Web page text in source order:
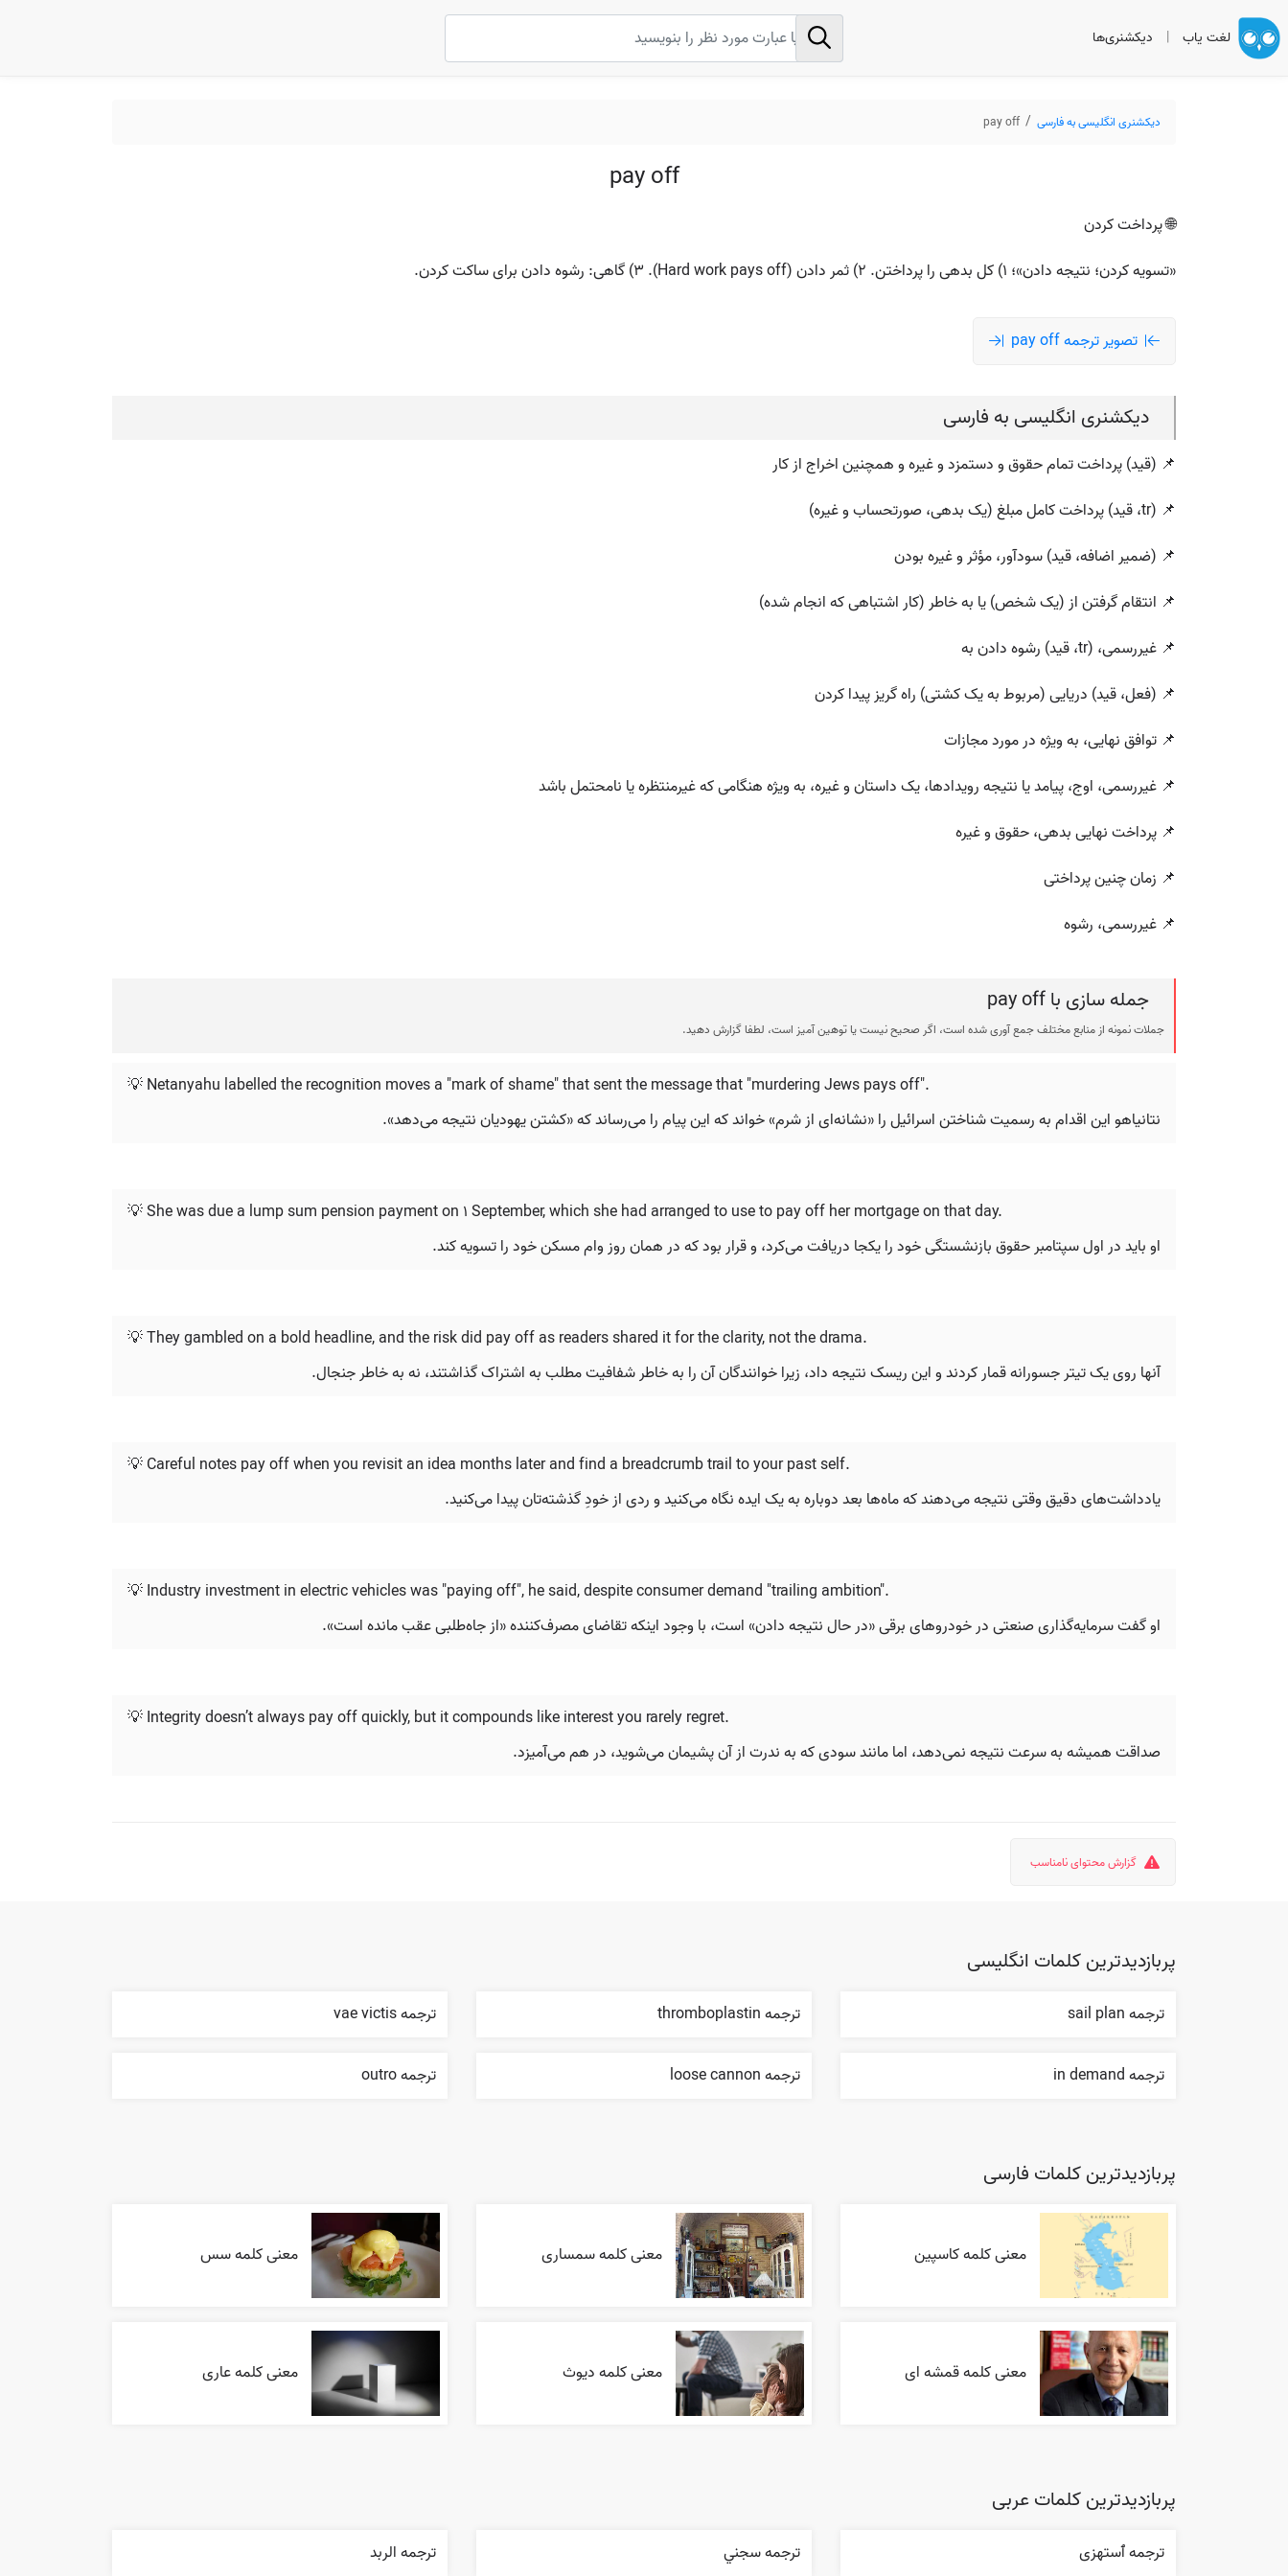
لغت یاب | دیکشنری‌ها
دیکشنری انگلیسی به فارسی pay off
pay off
🌐 پرداخت کردن
«تسویه کردن؛ نتیجه دادن»؛ ۱) کل بدهی را پرداختن. ۲) ثمر دادن (Hard work pays off). ۳) گاهی: رشوه دادن برای ساکت کردن.
تصویر ترجمه pay off
دیکشنری انگلیسی به فارسی
📌 (قید) پرداخت تمام حقوق و دستمزد و غیره و همچنین اخراج از کار
📌 (tr، قید) پرداخت کامل مبلغ (یک بدهی، صورتحساب و غیره)
📌 (ضمیر اضافه، قید) سودآور، مؤثر و غیره بودن
📌 انتقام گرفتن از (یک شخص) یا به خاطر (کار اشتباهی که انجام شده)
📌 غیررسمی، (tr، قید) رشوه دادن به
📌 (فعل، قید) دریایی (مربوط به یک کشتی) راه گریز پیدا کردن
📌 توافق نهایی، به ویژه در مورد مجازات
📌 غیررسمی، اوج، پیامد یا نتیجه رویدادها، یک داستان و غیره، به ویژه هنگامی که غیرمنتظره یا نامحتمل باشد
📌 پرداخت نهایی بدهی، حقوق و غیره
📌 زمان چنین پرداختی
📌 غیررسمی، رشوه
جمله سازی با pay off
جملات نمونه از منابع مختلف جمع آوری شده است، اگر صحیح نیست یا توهین آمیز است، لطفا گزارش دهید.
💡 Netanyahu labelled the recognition moves a "mark of shame" that sent the message that "murdering Jews pays off".
نتانیاهو این اقدام به رسمیت شناختن اسرائیل را «نشانه‌ای از شرم» خواند که این پیام را می‌رساند که «کشتن یهودیان نتیجه می‌دهد».
💡 She was due a lump sum pension payment on 1 September, which she had arranged to use to pay off her mortgage on that day.
او باید در اول سپتامبر حقوق بازنشستگی خود را یکجا دریافت می‌کرد، و قرار بود که در همان روز وام مسکن خود را تسویه کند.
💡 They gambled on a bold headline, and the risk did pay off as readers shared it for the clarity, not the drama.
آنها روی یک تیتر جسورانه قمار کردند و این ریسک نتیجه داد، زیرا خوانندگان آن را به خاطر شفافیت مطلب به اشتراک گذاشتند، نه به خاطر جنجال.
💡 Careful notes pay off when you revisit an idea months later and find a breadcrumb trail to your past self.
یادداشت‌های دقیق وقتی نتیجه می‌دهند که ماه‌ها بعد دوباره به یک ایده نگاه می‌کنید و ردی از خودِ گذشته‌تان پیدا می‌کنید.
💡 Industry investment in electric vehicles was "paying off", he said, despite consumer demand "trailing ambition".
او گفت سرمایه‌گذاری صنعتی در خودروهای برقی «در حال نتیجه دادن» است، با وجود اینکه تقاضای مصرف‌کننده «از جاه‌طلبی عقب مانده است».
💡 Integrity doesn’t always pay off quickly, but it compounds like interest you rarely regret.
صداقت همیشه به سرعت نتیجه نمی‌دهد، اما مانند سودی که به ندرت از آن پشیمان می‌شوید، در هم می‌آمیزد.
گزارش محتوای نامناسب
پربازدیدترین کلمات انگلیسی
ترجمه sail plan ترجمه thromboplastin ترجمه vae victis
ترجمه in demand ترجمه loose cannon ترجمه outro
پربازدیدترین کلمات فارسی
معنی کلمه کاسپین معنی کلمه سمساری معنی کلمه سس
معنی کلمه قمشه ای معنی کلمه دیوث معنی کلمه عاری
پربازدیدترین کلمات عربی
ترجمه ٱستهزی ترجمه سجني ترجمه الربد